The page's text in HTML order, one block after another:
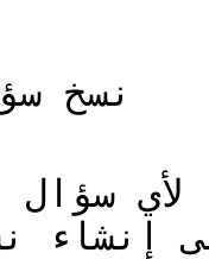
يمكنك عمل نسخة